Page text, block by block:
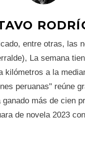
entre otras, las
La semana
kilómetros a la
peruanas" reúne
más de cien
de novela 2023